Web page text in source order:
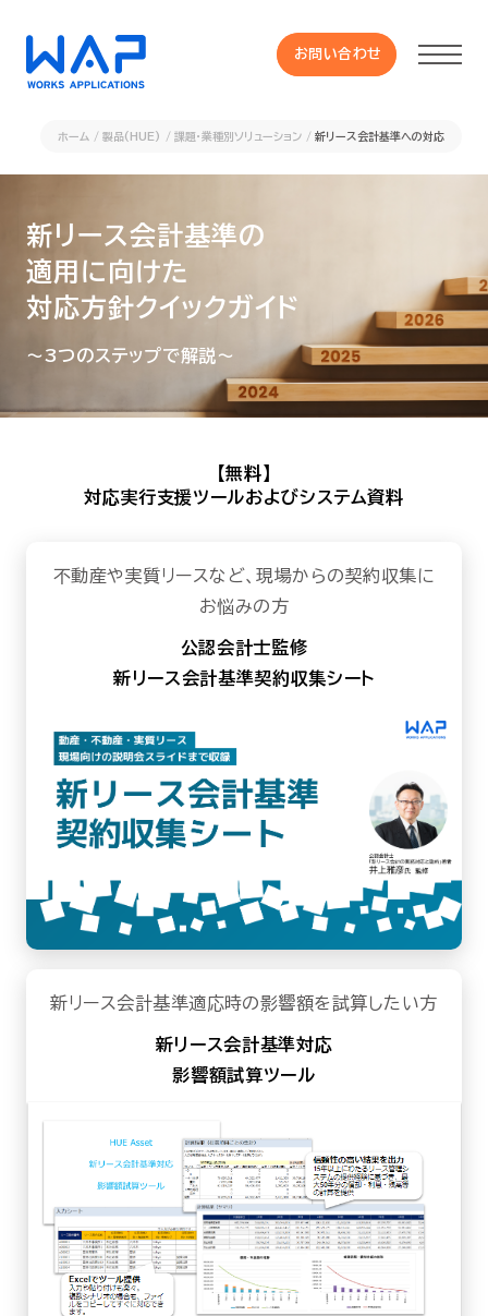
お問い合わせ
製品
HUE 機能一覧
サービス
セミナー
お役立ち情報
資料ダウンロード
EN
ホーム 製品(HUE) 課題・業種別ソリューション 新リース会計基準への対応
新リース会計基準の
適用に向けた
対応方針クイックガイド
～3つのステップで解説～
【無料】
対応実行支援ツールおよびシステム資料
不動産や実質リースなど、現場からの契約収集に
お悩みの方
公認会計士監修
新リース会計基準契約収集シート
新リース会計基準適応時の影響額を試算したい方
新リース会計基準対応
影響額試算ツール
お問い合わせ